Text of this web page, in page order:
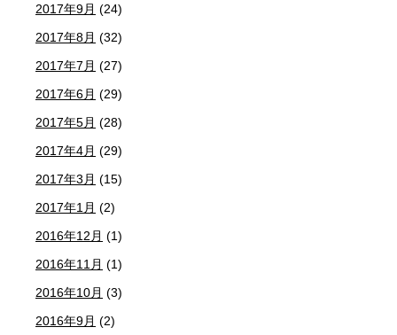
2017年9月 (24)
2017年8月 (32)
2017年7月 (27)
2017年6月 (29)
2017年5月 (28)
2017年4月 (29)
2017年3月 (15)
2017年1月 (2)
2016年12月 (1)
2016年11月 (1)
2016年10月 (3)
2016年9月 (2)